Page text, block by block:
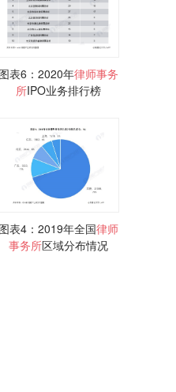
图表6：2020年律师事务
所IPO业务排行榜
图表4：2019年全国律师
事务所区域分布情况